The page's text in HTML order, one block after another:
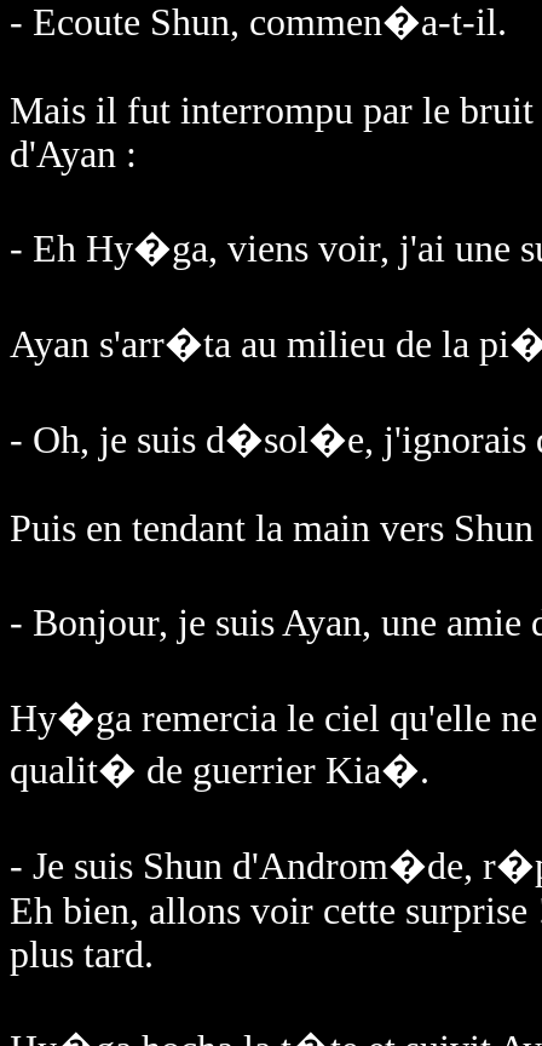
- Ecoute Shun, commen�a-t-il.
Mais il fut interrompu par le
d'Ayan :
- Eh Hy�ga, viens voir, j'ai une
Ayan s'arr�ta au milieu de la
- Oh, je suis d�sol�e,
Puis en tendant la main vers
- Bonjour, je suis Ayan, une
Hy�ga remercia le ciel qu'elle
qualit� de guerrier Kia�.
- Je suis Shun d'Androm�de,
Eh bien, allons voir cette
plus tard.